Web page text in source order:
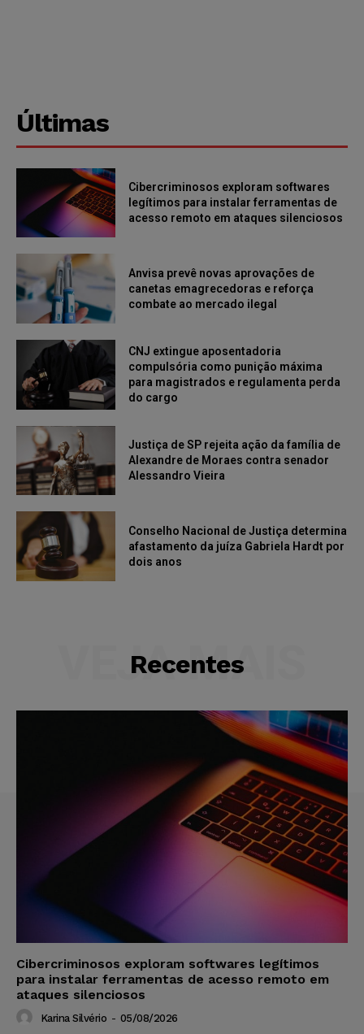
Últimas
Cibercriminosos exploram softwares
legítimos para instalar ferramentas de
acesso remoto em ataques silenciosos
Anvisa prevê novas aprovações de
canetas emagrecedoras e reforça
combate ao mercado ilegal
CNJ extingue aposentadoria
compulsória como punição máxima
para magistrados e regulamenta perda
do cargo
Justiça de SP rejeita ação da família de
Alexandre de Moraes contra senador
Alessandro Vieira
Conselho Nacional de Justiça determina
afastamento da juíza Gabriela Hardt por
dois anos
Recentes
VEJA MAIS
Cibercriminosos exploram softwares legítimos
para instalar ferramentas de acesso remoto em
ataques silenciosos
Karina Silvério - 05/08/2026